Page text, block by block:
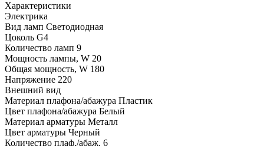
Характеристики
Электрика
Вид ламп Светодиодная
Цоколь G4
Количество ламп 9
Мощность лампы, W 20
Общая мощность, W 180
Напряжение 220
Внешний вид
Материал плафона/абажура Пластик
Цвет плафона/абажура Белый
Материал арматуры Металл
Цвет арматуры Черный
Количество плаф./абаж. 6